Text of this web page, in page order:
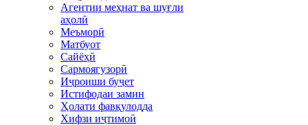
Агентии меҳнат ва шуғли
аҳолӣ
Меъморӣ
Матбуот
Сайёҳӣ
Сармоягузорӣ
Иҷроиши буҷет
Истифодаи замин
Ҳолати фавқулодда
Хифзи иҷтимоӣ